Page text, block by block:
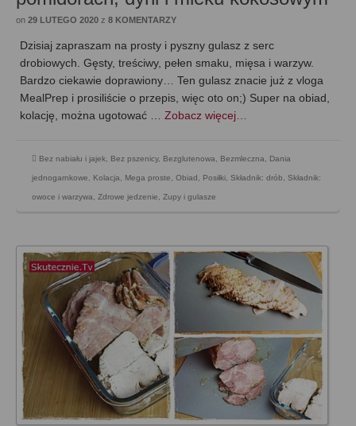
on 29 LUTEGO 2020 z 8 KOMENTARZY
Dzisiaj zapraszam na prosty i pyszny gulasz z serc
drobiowych. Gęsty, treściwy, pełen smaku, mięsa i warzyw.
Bardzo ciekawie doprawiony… Ten gulasz znacie już z vloga
MealPrep i prosiliście o przepis, więc oto on;) Super na obiad,
kolację, można ugotować … Zobacz więcej…
Bez nabiału i jajek, Bez pszenicy, Bezglutenowa, Bezmleczna, Dania
jednogarnkowe, Kolacja, Mega proste, Obiad , Posiłki, Składnik: drób, Składnik:
owoce i warzywa, Zdrowe jedzenie, Zupy i gulasze